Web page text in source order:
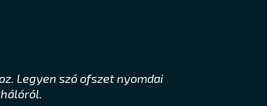
Legyen szó ofszet nyomdai